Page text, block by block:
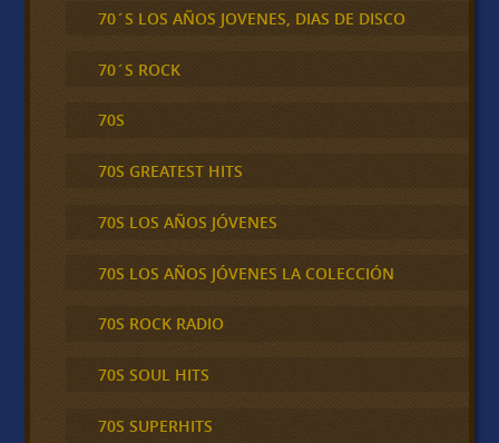
70´S LOS AÑOS JOVENES, DIAS DE DISCO
70´S ROCK
70S
70S GREATEST HITS
70S LOS AÑOS JÓVENES
70S LOS AÑOS JÓVENES LA COLECCIÓN
70S ROCK RADIO
70S SOUL HITS
70S SUPERHITS